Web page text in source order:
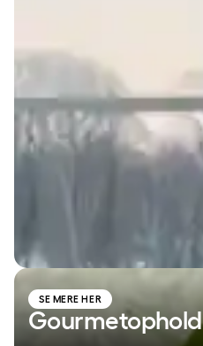
SE MERE HER
Gourmetophold
Gourmetophold